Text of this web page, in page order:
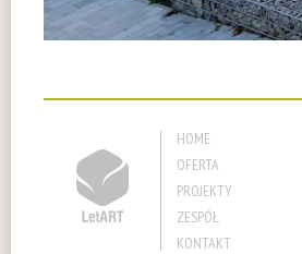
HOME
OFERTA
PROJEKTY
ZESPÓŁ
KONTAKT